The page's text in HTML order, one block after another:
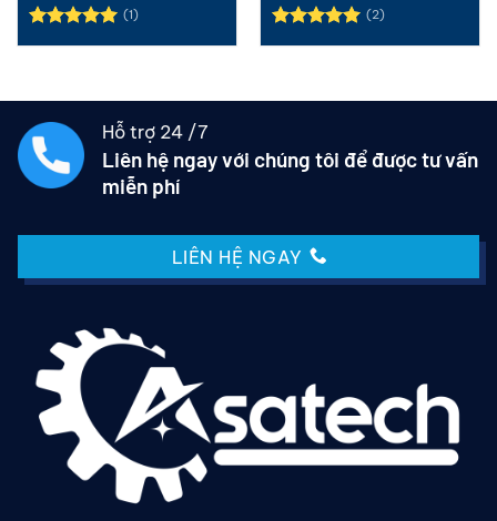
(1) (2)
Hỗ trợ 24 /7
Liên hệ ngay với chúng tôi để được tư vấn
miễn phí
LIÊN HỆ NGAY